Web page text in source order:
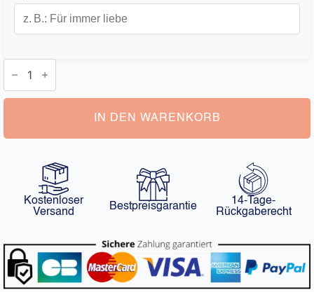
Personalisiert
Lampe
IN DEN WARENKORB
Kostenloser
Versand
Bestpreisgarantie
14-Tage-
Rückgaberecht